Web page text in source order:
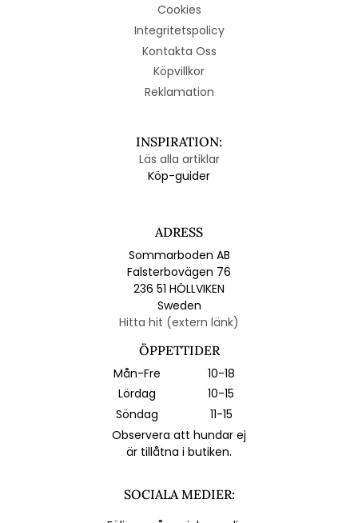
Cookies
Integritetspolicy
Kontakta Oss
Köpvillkor
Reklamation
INSPIRATION:
Läs alla artiklar
Köp-guider
ADRESS
Sommarboden AB
Falsterbovägen 76
236 51 HÖLLVIKEN
Sweden
Hitta hit (extern länk)
ÖPPETTIDER
Mån-Fre
10-18
Lördag
10-15
Söndag
11-15
Observera att hundar ej
är tillåtna i butiken.
SOCIALA MEDIER: